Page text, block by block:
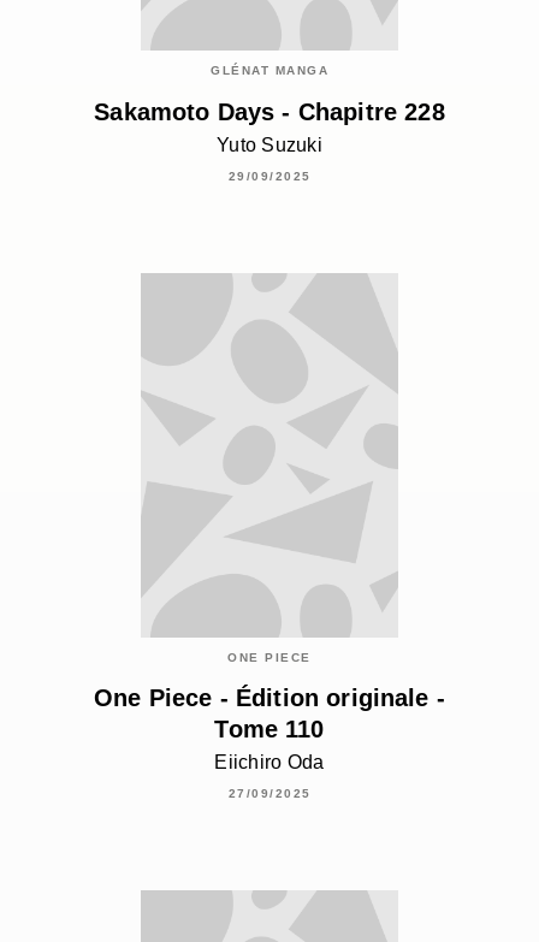
GLÉNAT MANGA
Sakamoto Days - Chapitre 228
Yuto Suzuki
29/09/2025
ONE PIECE
One Piece - Édition originale -
Tome 110
Eiichiro Oda
27/09/2025